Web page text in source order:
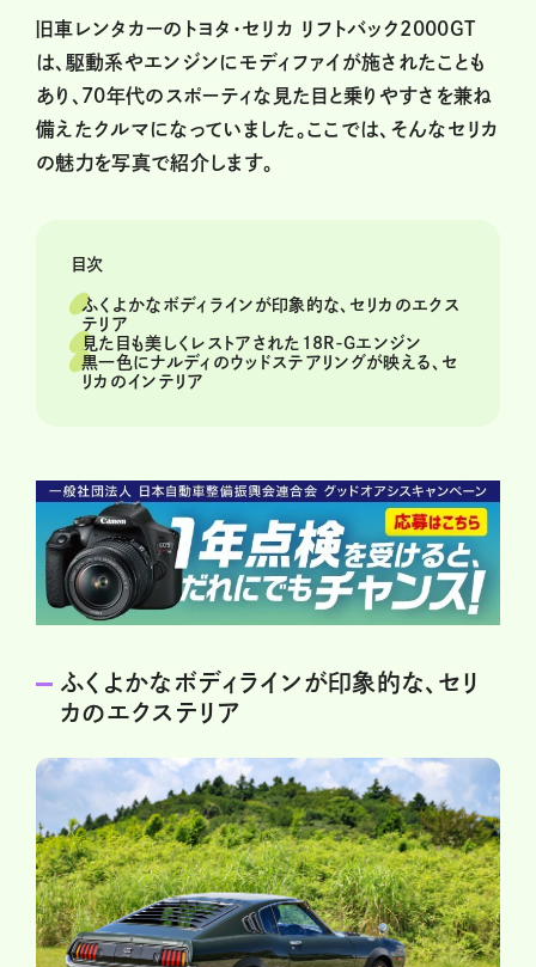
旧車レンタカーのトヨタ・セリカ リフトバック2000GT
は、駆動系やエンジンにモディファイが施されたことも
あり、70年代のスポーティな見た目と乗りやすさを兼ね
備えたクルマになっていました。ここでは、そんなセリカ
の魅力を写真で紹介します。
目次
ふくよかなボディラインが印象的な、セリカのエクス
テリア
見た目も美しくレストアされた18R-Gエンジン
黒一色にナルディのウッドステアリングが映える、セ
リカのインテリア
ふくよかなボディラインが印象的な、セリ
カのエクステリア